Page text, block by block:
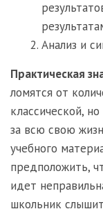
Анализ и
Практическая
ломятся от
классической,
за всю свою
учебного
предположить,
идет
школьник